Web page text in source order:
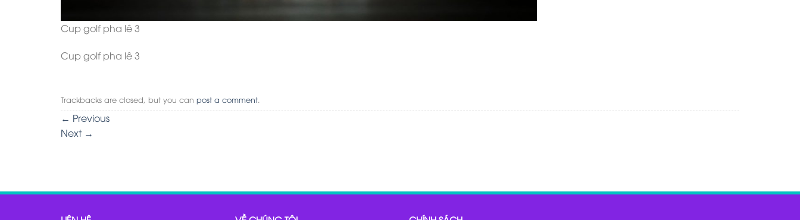
Cup golf pha lê 3
Cup golf pha lê 3
Trackbacks are closed, but you can post a comment.
← Previous
Next →